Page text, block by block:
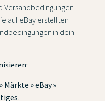
Versandbedingungen
auf eBay erstellten
in dein
Märkte » eBay »
.